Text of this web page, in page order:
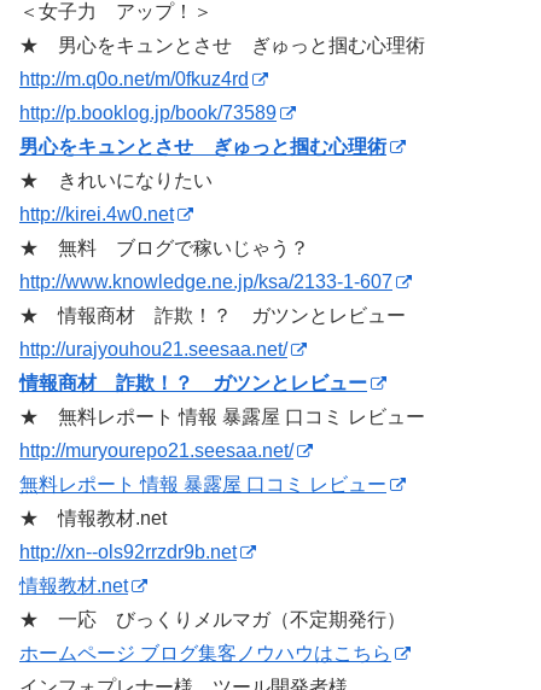
＜女子力 アップ！＞
★ 男心をキュンとさせ ぎゅっと掴む心理術
http://m.q0o.net/m/0fkuz4rd
http://p.booklog.jp/book/73589
男心をキュンとさせ ぎゅっと掴む心理術
★ きれいになりたい
http://kirei.4w0.net
★ 無料 ブログで稼いじゃう？
http://www.knowledge.ne.jp/ksa/2133-1-607
★ 情報商材 詐欺！？ ガツンとレビュー
http://urajyouhou21.seesaa.net/
情報商材 詐欺！？ ガツンとレビュー
★ 無料レポート 情報 暴露屋 口コミ レビュー
http://muryourepo21.seesaa.net/
無料レポート 情報 暴露屋 口コミ レビュー
★ 情報教材.net
http://xn--ols92rrzdr9b.net
情報教材.net
★ 一応 びっくりメルマガ（不定期発行）
ホームページ ブログ集客ノウハウはこちら